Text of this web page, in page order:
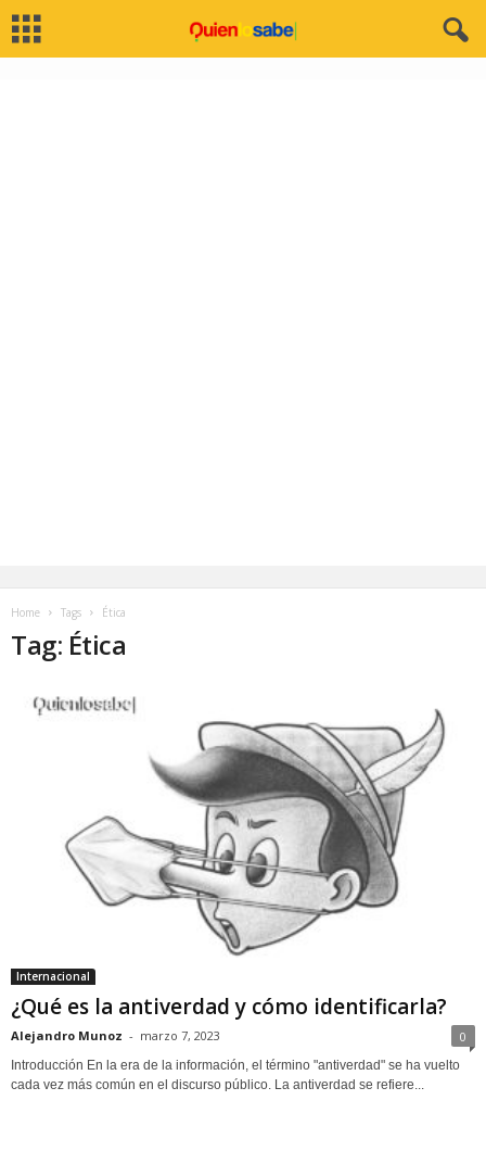
Home Tags Ética
Tag: Ética
Internacional
¿Qué es la antiverdad y cómo identificarla?
Alejandro Munoz - marzo 7, 2023 0
Introducción En la era de la información, el término "antiverdad" se ha vuelto
cada vez más común en el discurso público. La antiverdad se refiere...